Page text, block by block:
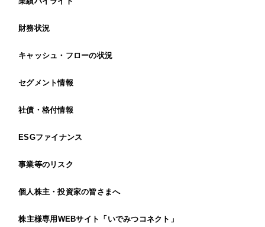
財務状況
キャッシュ・フローの状況
セグメント情報
社債・格付情報
ESGファイナンス
事業等のリスク
個人株主・投資家の皆さまへ
株主様専用WEBサイト「いでみつコネクト」